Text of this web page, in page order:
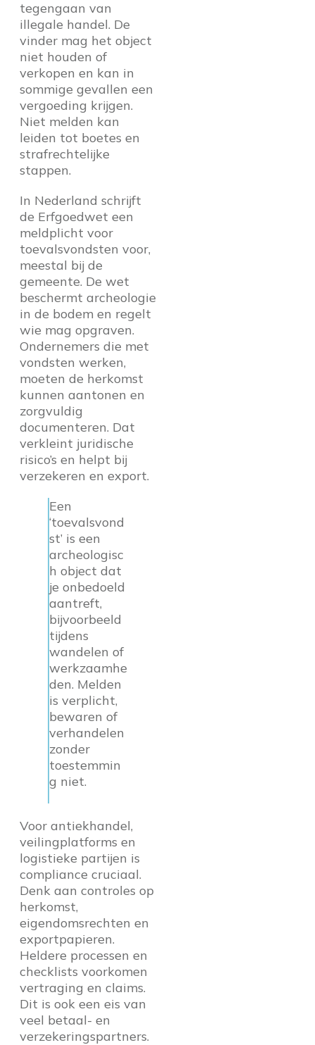
tegengaan van
illegale handel. De
vinder mag het object
niet houden of
verkopen en kan in
sommige gevallen een
vergoeding krijgen.
Niet melden kan
leiden tot boetes en
strafrechtelijke
stappen.
In Nederland schrijft
de Erfgoedwet een
meldplicht voor
toevalsvondsten voor,
meestal bij de
gemeente. De wet
beschermt archeologie
in de bodem en regelt
wie mag opgraven.
Ondernemers die met
vondsten werken,
moeten de herkomst
kunnen aantonen en
zorgvuldig
documenteren. Dat
verkleint juridische
risico’s en helpt bij
verzekeren en export.
Een
‘toevalsvond
st’ is een
archeologisc
h object dat
je onbedoeld
aantreft,
bijvoorbeeld
tijdens
wandelen of
werkzaamhe
den. Melden
is verplicht,
bewaren of
verhandelen
zonder
toestemmin
g niet.
Voor antiekhandel,
veilingplatforms en
logistieke partijen is
compliance cruciaal.
Denk aan controles op
herkomst,
eigendomsrechten en
exportpapieren.
Heldere processen en
checklists voorkomen
vertraging en claims.
Dit is ook een eis van
veel betaal- en
verzekeringspartners.